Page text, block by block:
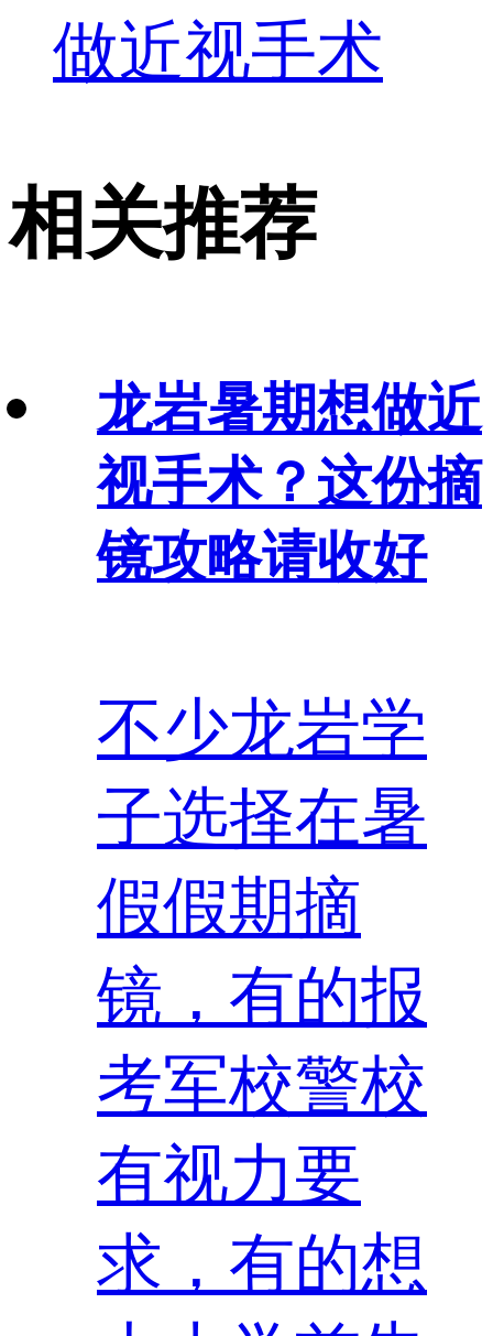
做近视手术
相关推荐
龙岩暑期想做近
视手术？这份摘
镜攻略请收好
不少龙岩学
子选择在暑
假假期摘
镜，有的报
考军校警校
有视力要
求，有的想